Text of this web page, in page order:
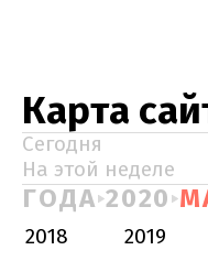
Карта
Сегодня
На этой неделе
ГОДА 2020
2018 2019